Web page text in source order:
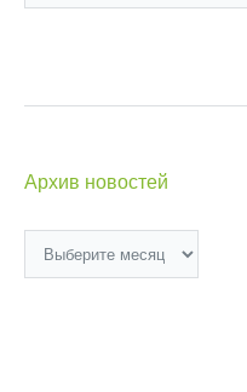
Архив новостей
новостей